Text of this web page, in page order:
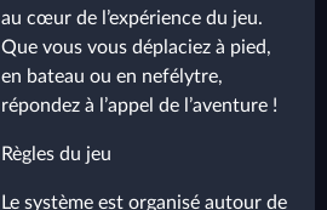
au cœur de l’expérience du jeu.
Que vous vous déplaciez à pied,
en bateau ou en nefélytre,
répondez à l’appel de l’aventure !
Règles du jeu
Le système est organisé autour de